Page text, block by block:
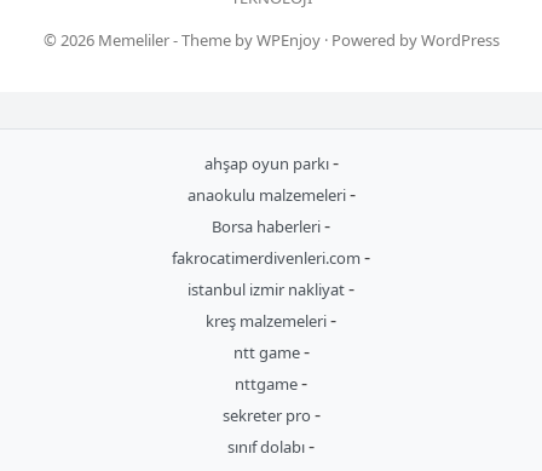
© 2026 Memeliler- Theme byWPEnjoy· Powered byWordPress
ahşap oyun parkı-
anaokulu malzemeleri-
Borsa haberleri-
fakrocatimerdivenleri.com -
istanbul izmir nakliyat-
kreş malzemeleri-
ntt game-
nttgame-
sekreter pro -
sınıf dolabı-